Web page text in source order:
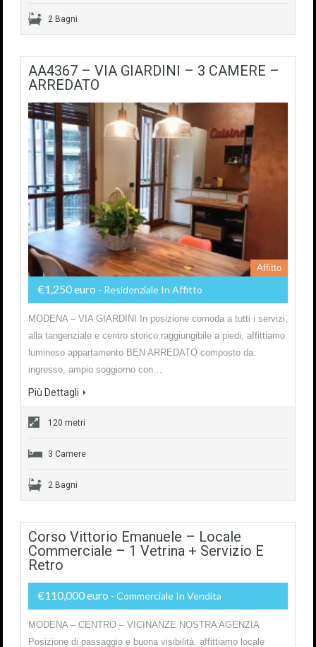
2 Bagni
AA4367 – VIA GIARDINI – 3 CAMERE –
ARREDATO
Affitto
€1,250 euro - Residenziale In Affitto
MODENA – VIA GIARDINI In posizione comoda a tutti i servizi,
alla tangenziale e centro storico raggiungibile a piedi, affittiamo
luminoso appartamento BEN ARREDATO composto da:
ingresso, ampio soggiorno con…
Più Dettagli
120 metri
3 Camere
2 Bagni
Corso Vittorio Emanuele – Locale
Commerciale – 1 Vetrina + Servizio E
Retro
€110,000 euro - Commerciale In Vendita
MODENA – CENTRO – VICINANZE NOSTRA AGENZIA
Posizione di passaggio e buona visibilità. affittiamo locale